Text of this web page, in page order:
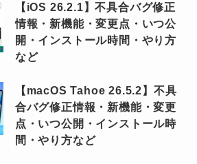
【iOS 26.2.1】不具合バグ修正
情報・新機能・変更点・いつ公
開・インストール時間・やり方
など
【macOS Tahoe 26.5.2】不具
合バグ修正情報・新機能・変更
点・いつ公開・インストール時
間・やり方など